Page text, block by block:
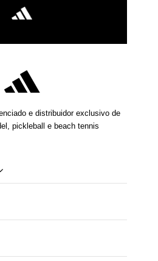
e distribuidor exclusivo de
pickleball e beach tennis